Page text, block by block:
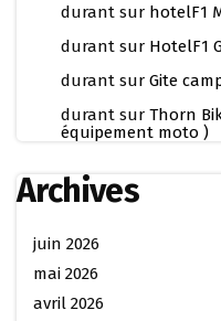
durant sur hotelF1
durant sur HotelF1
durant sur Gite
durant sur Thorn
équipement moto )
Archives
juin 2026
mai 2026
avril 2026